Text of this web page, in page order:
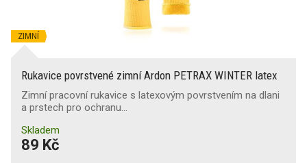
ZIMNÍ
Rukavice povrstvené zimní Ardon PETRAX WINTER latex
Zimní pracovní rukavice s latexovým povrstvením na dlani
a prstech pro ochranu…
Skladem
89 Kč